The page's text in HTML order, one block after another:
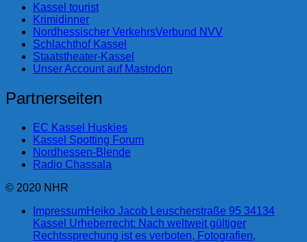
Kassel tourist
Krimidinner
Nordhessischer VerkehrsVerbund NVV
Schlachthof Kassel
Staatstheater-Kassel
Unser Account auf Mastodon
Partnerseiten
EC Kassel Huskies
Kassel Spotting Forum
Nordhessen-Blende
Radio Chassala
© 2020 NHR
ImpressumHeiko Jacob Leuscherstraße 95 34134
Kassel Urheberrecht: Nach weltweit gültiger
Rechtssprechung ist es verboten, Fotografien,